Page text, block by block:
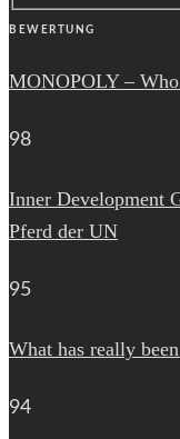
BEWERTUNG
MONOPOLY –
98
Inner Development
Pferd der UN
95
What has really
94